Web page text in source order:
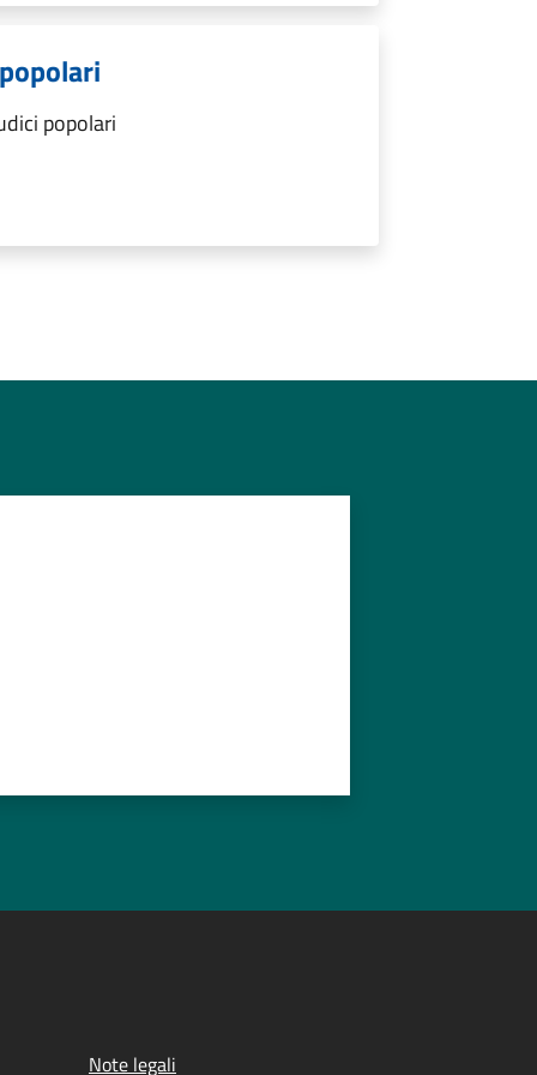
popolari
Note legali